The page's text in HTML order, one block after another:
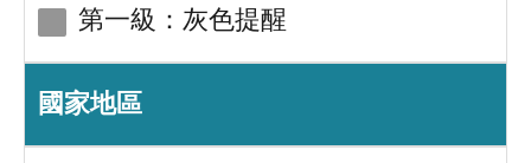
第一級：灰色提醒
國家地區